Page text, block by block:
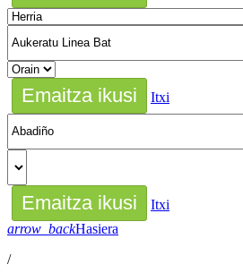
Itxi
Itxi
arrow_backHasiera
/